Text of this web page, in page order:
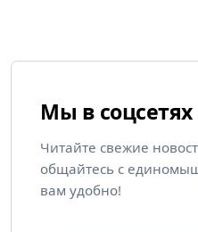
Мы в соцсетях
Читайте свежие
общайтесь с
вам удобно!